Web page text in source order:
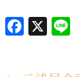
F
a
X L